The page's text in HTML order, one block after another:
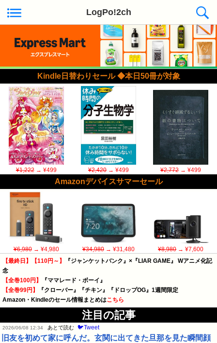
LogPo!2ch
Kindle日替わりセール ◆本日50冊が対象
¥1,222→ ¥499 ¥2,420→ ¥499 ¥2,772→ ¥499
Amazonデバイスサマーセール
¥6,980→ ¥4,980 ¥34,980→ ¥31,480 ¥8,980→ ¥7,600
【最終日】【110円～】
『ジャンケットバンク』×『LIAR GAME』 Wアニメ化記
念
【全巻100円】
『ママレード・ボーイ』
【全巻99円】
『クローバー』『チキン』『ドロップOG』1週間限定
Amazon・Kindleのセール情報まとめはこちら
注目の記事
2026/06/08 12:34 あとで読む 🐦Tweet
旧友を初めて家に呼んだ。玄関に出てきた旦那を見た瞬間顔